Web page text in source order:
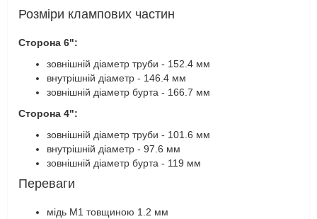
Розміри клампових частин
Сторона 6":
зовнішній діаметр труби - 152.4 мм
внутрішній діаметр - 146.4 мм
зовнішній діаметр бурта - 166.7 мм
Сторона 4":
зовнішній діаметр труби - 101.6 мм
внутрішній діаметр - 97.6 мм
зовнішній діаметр бурта - 119 мм
Переваги
мідь М1 товщиною 1.2 мм